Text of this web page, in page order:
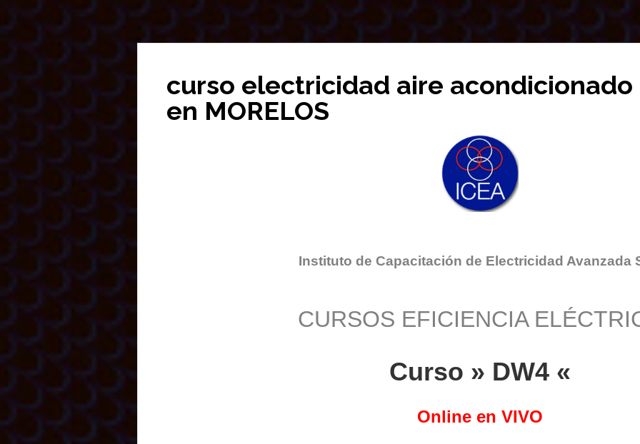
curso electricidad aire
en MORELOS
Instituto de Capacitación de Electricidad Avanzada
CURSOS EFICIENCIA
Curso » DW4 «
Online en VIVO